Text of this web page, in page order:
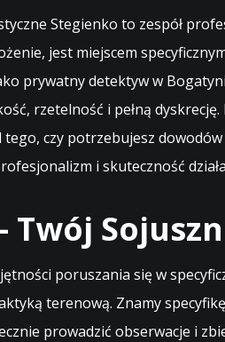
Stegienko to zespół
jest miejscem
prywatny detektyw w
rzetelność i pełną
czy potrzebujesz
i skuteczność
poruszania się w
terenową. Znamy
prowadzić obserwacje i